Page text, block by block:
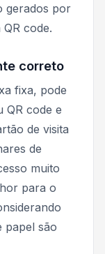
gerados por
code.
correto
fixa, pode
QR code e
de visita
de
muito
para o
papel são